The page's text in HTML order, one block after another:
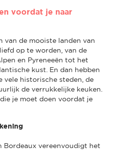
voordat je naar
van de mooiste landen van
op te worden, van de
en Pyreneeën tot het
kust. En dan hebben
vele historische steden, de
de verrukkelijke keuken.
je moet doen voordat je
Bordeaux vereenvoudigt het